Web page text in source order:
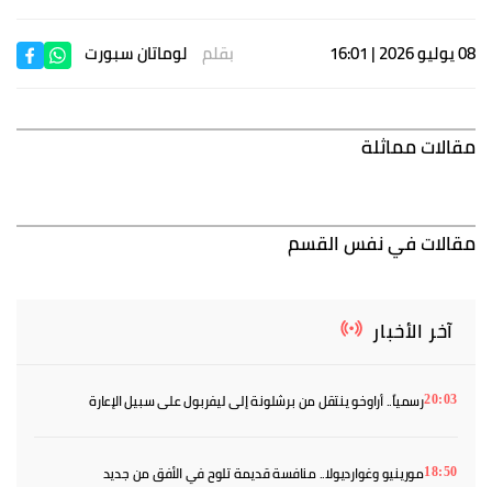
08 يوليو 2026 | 16:01 بقلم لوماتان سبورت
مقالات مماثلة
مقالات في نفس القسم
آخر الأخبار
20:03رسمياً.. أراوخو ينتقل من برشلونة إلى ليفربول على سبيل الإعارة
18:50مورينيو وغوارديولا.. منافسة قديمة تلوح في الأفق من جديد